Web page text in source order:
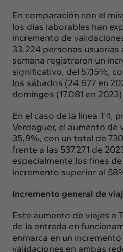
En comparación con el
los días laborables han
incremento de
33.224 personas usuarias
semana registraron un
significativo, del 57,15%,
los sábados (24.677 en
domingos (17.081 en 2023).
En el caso de la línea T4,
Verdaguer, el aumento de
35,9%, con un total de
frente a las 537.271 de
especialmente los fines
incremento superior al
Incremento general de
Este aumento de viajes a
de la entrada en
enmarca en un
validaciones en ambas